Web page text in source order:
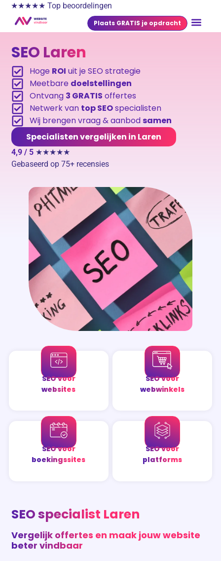
★★★★★ Top beoordelingen
Plaats GRATIS je opdracht
SEO Laren
Hoge ROI uit je SEO strategie
Meetbare doelstellingen
Ontvang 3 GRATIS offertes
Netwerk van top SEOspecialisten
Wij brengen vraag & aanbod samen
Specialisten vergelijken in Laren
4,9 / 5 ★★★★★
Gebaseerd op 75+ recensies
SEO voor
websites
SEO voor
webwinkels
SEO voor
boekingssites
SEO voor
platforms
SEO specialist Laren
Vergelijk offertes en maak jouw website
beter vindbaar